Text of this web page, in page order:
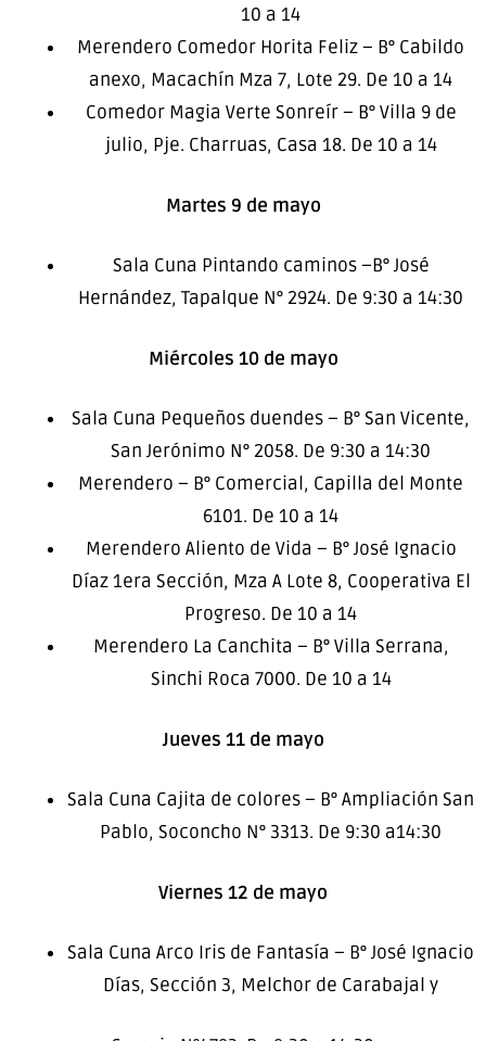
10 a 14
Merendero Comedor Horita Feliz – B° Cabildo
anexo, Macachín Mza 7, Lote 29. De 10 a 14
Comedor Magia Verte Sonreír – B° Villa 9 de
julio, Pje. Charruas, Casa 18. De 10 a 14
Martes 9 de mayo
Sala Cuna Pintando caminos –B° José
Hernández, Tapalque N° 2924. De 9:30 a 14:30
Miércoles 10 de mayo
Sala Cuna Pequeños duendes – B° San Vicente,
San Jerónimo N° 2058. De 9:30 a 14:30
Merendero – B° Comercial, Capilla del Monte
6101. De 10 a 14
Merendero Aliento de Vida – B° José Ignacio
Díaz 1era Sección, Mza A Lote 8, Cooperativa El
Progreso. De 10 a 14
Merendero La Canchita – B° Villa Serrana,
Sinchi Roca 7000. De 10 a 14
Jueves 11 de mayo
Sala Cuna Cajita de colores – B° Ampliación San
Pablo, Soconcho N° 3313. De 9:30 a14:30
Viernes 12 de mayo
Sala Cuna Arco Iris de Fantasía – B° José Ignacio
Días, Sección 3, Melchor de Carabajal y